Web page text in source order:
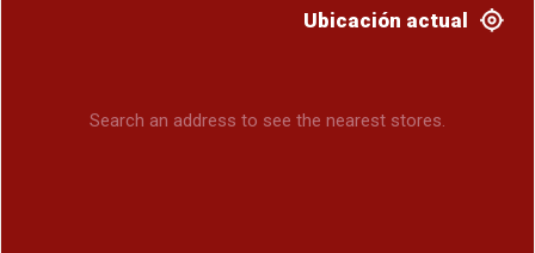
Ubicación actual
Search an address to see the nearest stores.